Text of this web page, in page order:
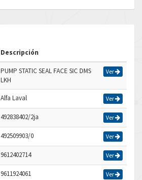
Descripción
PUMP STATIC SEAL FACE SIC DMS
LKH
Ver
Alfa Laval Ver
492838402/2ja Ver
492509903/0 Ver
9612402714 Ver
9611924061 Ver